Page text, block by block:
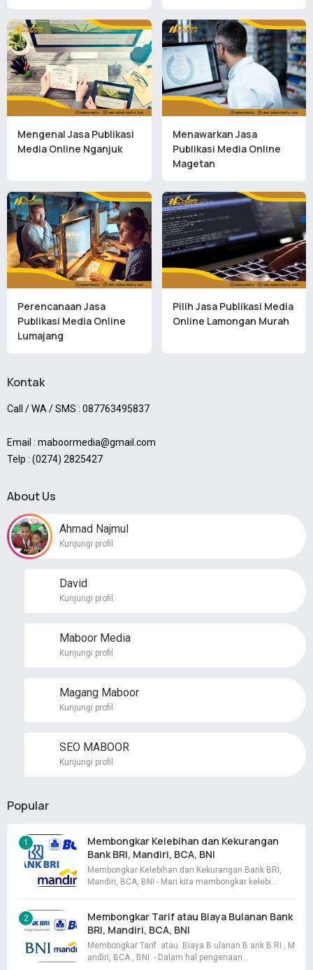
Mengenal Jasa Publikasi
Media Online Nganjuk
Menawarkan Jasa
Publikasi Media Online
Magetan
Perencanaan Jasa
Publikasi Media Online
Lumajang
Pilih Jasa Publikasi Media
Online Lamongan Murah
Kontak
Call / WA / SMS : 087763495837
Email : maboormedia@gmail.com
Telp : (0274) 2825427
About Us
Ahmad Najmul
Kunjungi profil
David
Kunjungi profil
Maboor Media
Kunjungi profil
Magang Maboor
Kunjungi profil
SEO MABOOR
Kunjungi profil
Popular
Membongkar Kelebihan dan Kekurangan
Bank BRI, Mandiri, BCA, BNI
Membongkar Kelebihan dan Kekurangan Bank BRI,
Mandiri, BCA, BNI - Mari kita membongkar kelebi…
Membongkar Tarif atau Biaya Bulanan Bank
BRI, Mandiri, BCA, BNI
Membongkar Tarif atau Biaya B ulanan B ank B RI , M
andiri, BCA , BNI - Dalam hal pengenaan…